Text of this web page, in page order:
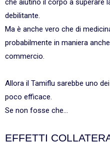
che aiutino il corpo a superare
debilitante.
Ma è anche vero che di
probabilmente in maniera
commercio.
Allora il Tamiflu sarebbe uno
poco efficace.
Se non fosse che...
EFFETTI